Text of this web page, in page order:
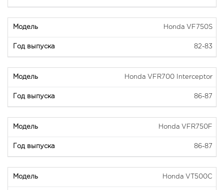
Honda VF750S
82-83
Honda VFR700 Interceptor
86-87
Honda VFR750F
86-87
Honda VT500C